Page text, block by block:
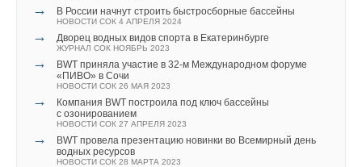
→ В России начнут строить быстросборные бассейны
НОВОСТИ СОК 4 АПРЕЛЯ 2024
→ Дворец водных видов спорта в Екатеринбурге
ЖУРНАЛ СОК НОЯБРЬ 2023
→
BWT приняла участие в 32-м Международном форуме
«ПИВО» в Сочи
НОВОСТИ СОК 26 МАЯ 2023
→
Компания BWT построила под ключ бассейны
с озонированием
НОВОСТИ СОК 27 АПРЕЛЯ 2023
→
BWT провела презентацию новинки во Всемирный день
водных ресурсов
НОВОСТИ СОК 28 МАРТА 2023
производства и экспорта возобновляемой энергии,
который может способствовать энергетической
безопасности Европы», —подчеркнул Гарибашвили
настоящее время в Грузии существует необходимая
инфраструктура для того, чтобы доставлять энергию
в соседние страны, за исключением Европы, — отметил
Подводный кабель в Черном море предоставляет
очень важную перспективу в этом направлении».